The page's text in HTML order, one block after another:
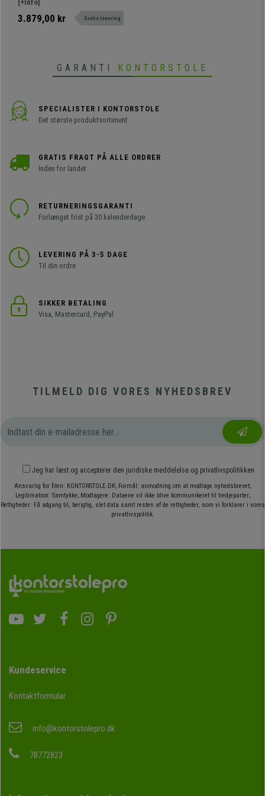
Sorte Ben
konferencestol ELVA MED
ARMLÆN. Den perfekte stol til
dem, der ønsker stabilitet, komfort
[+Info]
3.879,00 kr Gratis levering
GARANTI KONTORSTOLE
SPECIALISTER I KONTORSTOLE
Det største produktsortiment
GRATIS FRAGT PÅ ALLE ORDRER
Inden for landet
RETURNERINGSGARANTI
Forlænget frist på 30 kalenderdage
LEVERING PÅ 3-5 DAGE
Til din ordre
SIKKER BETALING
Visa, Mastercard, PayPal
TILMELD DIG VORES NYHEDSBREV
Jeg har læst og accepterer den juridiske meddelelse og privatlivspolitikken
Ansvarlig for filen: KONTORSTOLE.DK; Formål: anmodning om at modtage nyhedsbrevet;
Legitimation: Samtykke; Modtagere: Dataene vil ikke blive kommunikeret til tredjeparter;
Rettigheder: Få adgang til, berigtig, slet data samt resten af de rettigheder, som vi forklarer i vores
privatlivspolitik.
Kundeservice
Kontaktformular
info@kontorstolepro.dk
78772823